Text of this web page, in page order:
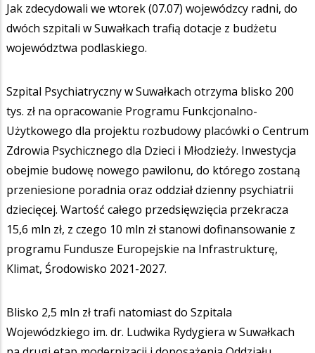
Jak zdecydowali we wtorek (07.07) wojewódzcy radni, do
dwóch szpitali w Suwałkach trafią dotacje z budżetu
województwa podlaskiego.
Szpital Psychiatryczny w Suwałkach otrzyma blisko 200
tys. zł na opracowanie Programu Funkcjonalno-
Użytkowego dla projektu rozbudowy placówki o Centrum
Zdrowia Psychicznego dla Dzieci i Młodzieży. Inwestycja
obejmie budowę nowego pawilonu, do którego zostaną
przeniesione poradnia oraz oddział dzienny psychiatrii
dziecięcej. Wartość całego przedsięwzięcia przekracza
15,6 mln zł, z czego 10 mln zł stanowi dofinansowanie z
programu Fundusze Europejskie na Infrastrukturę,
Klimat, Środowisko 2021-2027.
Blisko 2,5 mln zł trafi natomiast do Szpitala
Wojewódzkiego im. dr. Ludwika Rydygiera w Suwałkach